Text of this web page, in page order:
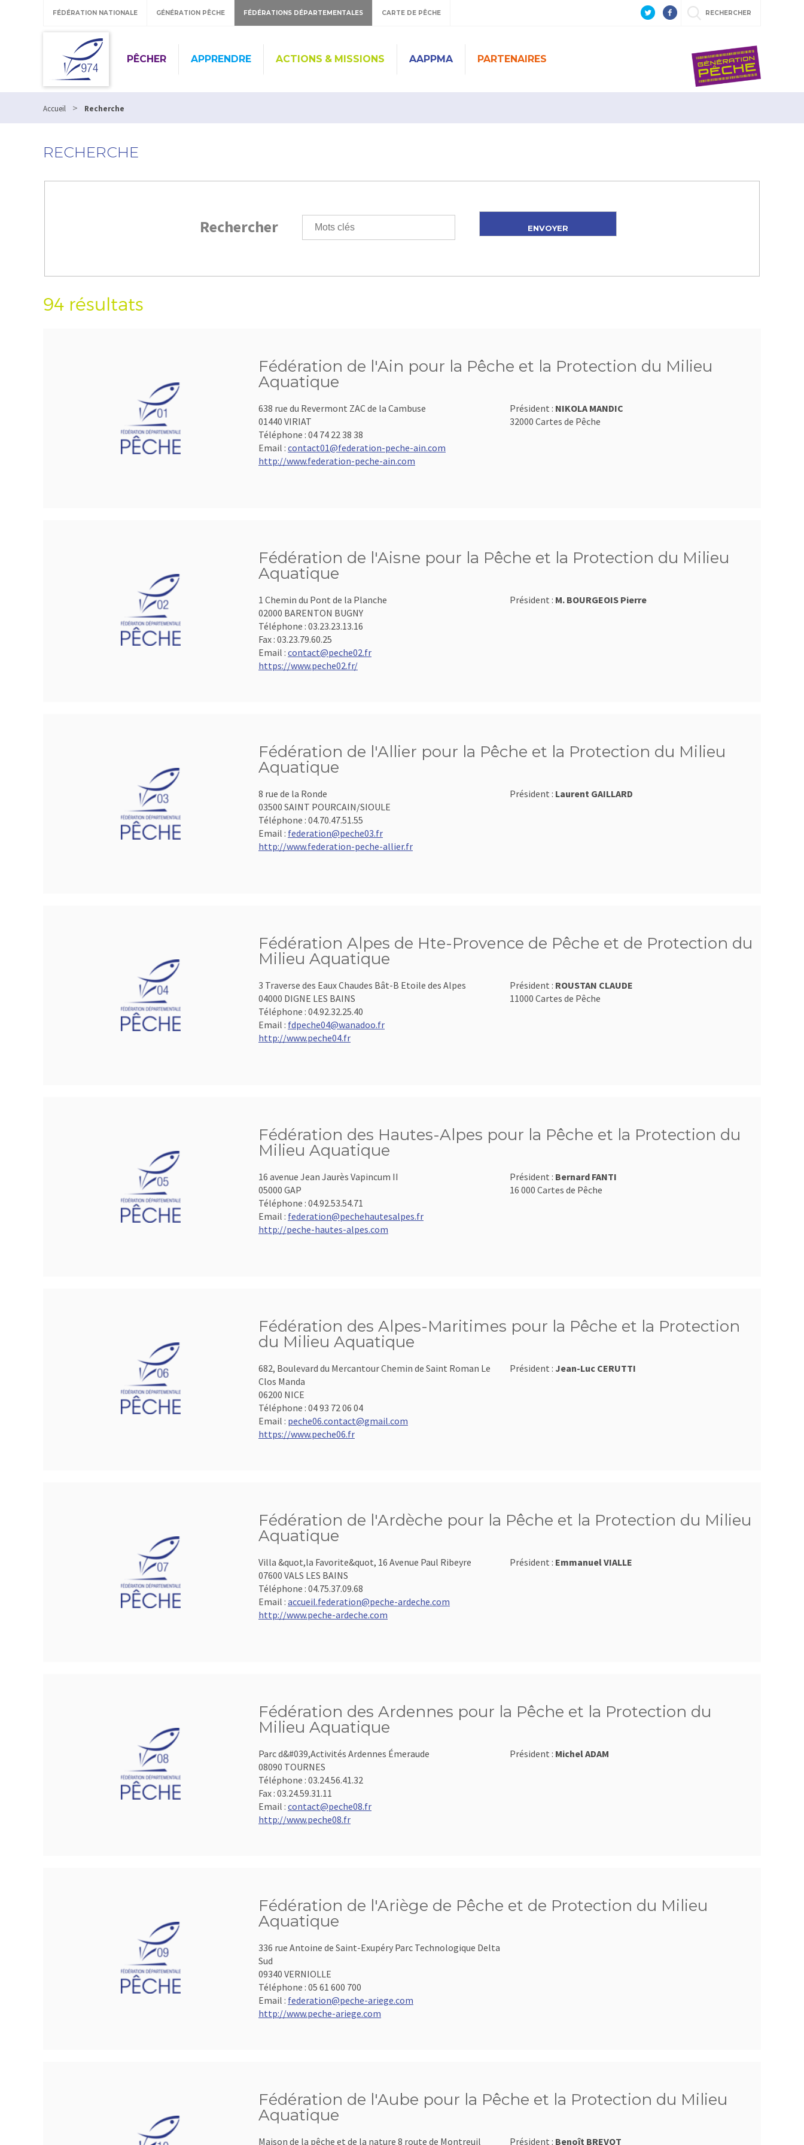
FÉDÉRATION NATIONALE GÉNÉRATION PÊCHE FÉDÉRATIONS DÉPARTEMENTALES CARTE DE PÊCHE RECHERCHER
PÊCHER APPRENDRE ACTIONS & MISSIONS AAPPMA PARTENAIRES
Accueil > Recherche
RECHERCHE
Rechercher
94 résultats
Fédération de l'Ain pour la Pêche et la Protection du Milieu
Aquatique
638 rue du Revermont ZAC de la Cambuse
01440 VIRIAT
Téléphone : 04 74 22 38 38
Email : contact01@federation-peche-ain.com
http://www.federation-peche-ain.com
Président : NIKOLA MANDIC
32000 Cartes de Pêche
Fédération de l'Aisne pour la Pêche et la Protection du Milieu
Aquatique
1 Chemin du Pont de la Planche
02000 BARENTON BUGNY
Téléphone : 03.23.23.13.16
Fax : 03.23.79.60.25
Email : contact@peche02.fr
https://www.peche02.fr/
Président : M. BOURGEOIS Pierre
Fédération de l'Allier pour la Pêche et la Protection du Milieu
Aquatique
8 rue de la Ronde
03500 SAINT POURCAIN/SIOULE
Téléphone : 04.70.47.51.55
Email : federation@peche03.fr
http://www.federation-peche-allier.fr
Président : Laurent GAILLARD
Fédération Alpes de Hte-Provence de Pêche et de Protection du
Milieu Aquatique
3 Traverse des Eaux Chaudes Bât-B Etoile des Alpes
04000 DIGNE LES BAINS
Téléphone : 04.92.32.25.40
Email : fdpeche04@wanadoo.fr
http://www.peche04.fr
Président : ROUSTAN CLAUDE
11000 Cartes de Pêche
Fédération des Hautes-Alpes pour la Pêche et la Protection du
Milieu Aquatique
16 avenue Jean Jaurès Vapincum II
05000 GAP
Téléphone : 04.92.53.54.71
Email : federation@pechehautesalpes.fr
http://peche-hautes-alpes.com
Président : Bernard FANTI
16 000 Cartes de Pêche
Fédération des Alpes-Maritimes pour la Pêche et la Protection
du Milieu Aquatique
682, Boulevard du Mercantour Chemin de Saint Roman Le
Clos Manda
06200 NICE
Téléphone : 04 93 72 06 04
Email : peche06.contact@gmail.com
https://www.peche06.fr
Président : Jean-Luc CERUTTI
Fédération de l'Ardèche pour la Pêche et la Protection du Milieu
Aquatique
Villa &quot,la Favorite&quot, 16 Avenue Paul Ribeyre
07600 VALS LES BAINS
Téléphone : 04.75.37.09.68
Email : accueil.federation@peche-ardeche.com
http://www.peche-ardeche.com
Président : Emmanuel VIALLE
Fédération des Ardennes pour la Pêche et la Protection du
Milieu Aquatique
Parc d&#039,Activités Ardennes Émeraude
08090 TOURNES
Téléphone : 03.24.56.41.32
Fax : 03.24.59.31.11
Email : contact@peche08.fr
http://www.peche08.fr
Président : Michel ADAM
Fédération de l'Ariège de Pêche et de Protection du Milieu
Aquatique
336 rue Antoine de Saint-Exupéry Parc Technologique Delta
Sud
09340 VERNIOLLE
Téléphone : 05 61 600 700
Email : federation@peche-ariege.com
http://www.peche-ariege.com
Fédération de l'Aube pour la Pêche et la Protection du Milieu
Aquatique
Maison de la pêche et de la nature 8 route de Montreuil Président : Benoît BREVOT